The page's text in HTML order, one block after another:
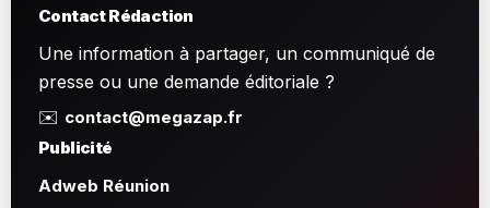
Contact Rédaction
Une information à partager, un communiqué de
presse ou une demande éditoriale ?
✉️ contact@megazap.fr
Publicité
Adweb Réunion